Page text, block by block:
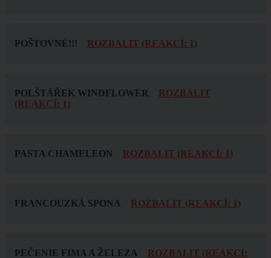
POŠTOVNÉ!!! ROZBALIT (REAKCÍ: 1)
POLŠTÁŘEK WINDFLOWER
ROZBALIT
(REAKCÍ: 1)
PASTA CHAMELEON ROZBALIT (REAKCÍ: 1)
FRANCOUZKÁ SPONA ROZBALIT (REAKCÍ: 1)
PEČENIE FIMA A ŽELEZA
ROZBALIT (REAKCÍ: